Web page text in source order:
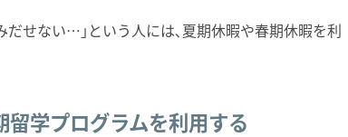
せない…｣という人には､夏期休暇や春期休暇を利
留学プログラムを利用する